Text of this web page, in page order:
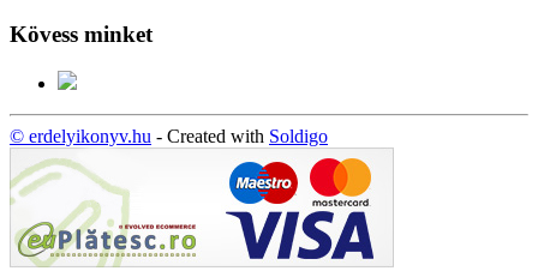
Kövess minket
© erdelyikonyv.hu - Created with Soldigo